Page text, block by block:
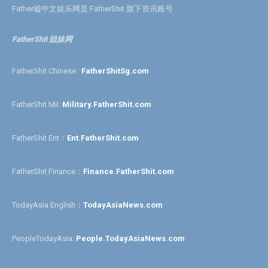
Father嘘中文娱乐网是 FatherShit 旗下资讯账号
FatherShit 姐妹网
FatherShit Chinese : FatherShitSg.com
FatherShit Mil: Military.FatherShit.com
FatherShit Ent： Ent.FatherShit.com
FatherShit Finance： Finance.FatherShit.com
TodayAsia English： TodayAsiaNews.com
PeopleTodayAsia: People.TodayAsiaNews.com